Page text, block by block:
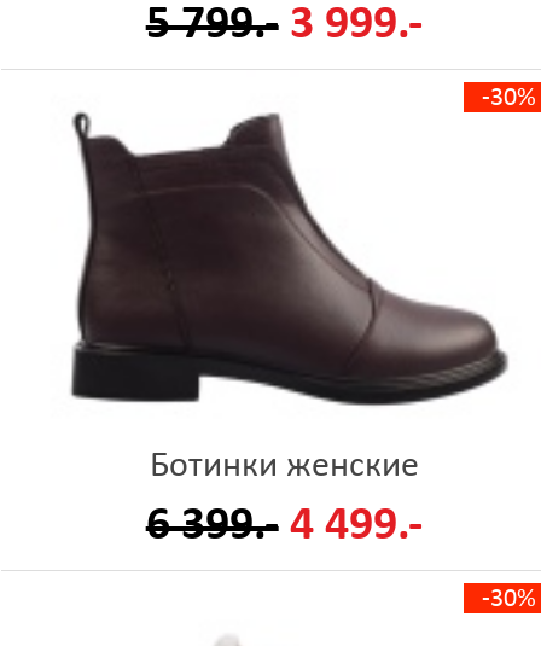
5 799.- 3 999.-
-30%
Ботинки женские
6 399.- 4 499.-
-30%